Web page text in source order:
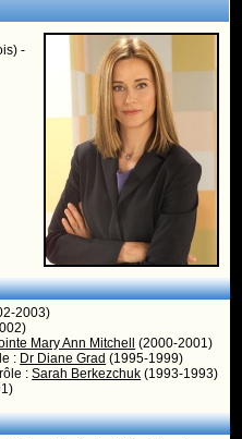
-
2003)
Mary Ann Mitchell
(2000-2001)
: Dr Diane Grad (1995-1999)
:Sarah Berkezchuk (1993-1993)